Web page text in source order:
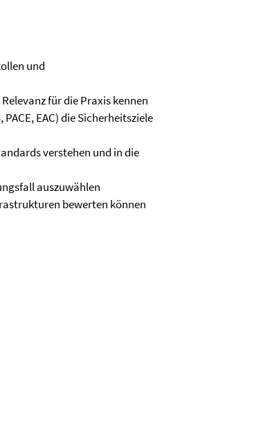
und
für die Praxis kennen
EAC) die Sicherheitsziele
verstehen und in die
auszuwählen
bewerten können